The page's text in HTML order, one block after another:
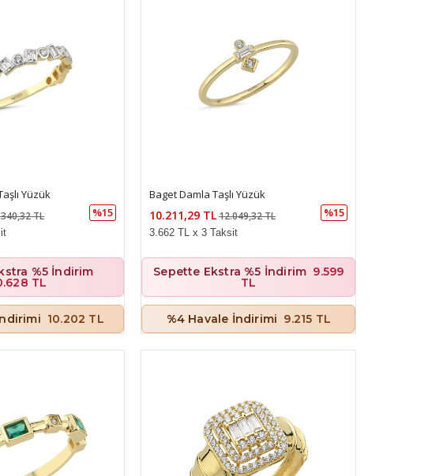
Yüzük
TL %15
%5 İndirim
TL
10.202 TL
Baget Damla Taşlı Yüzük
10.211,29 TL12.049,32 TL %15
3.662 TL x 3 Taksit
Sepette Ekstra %5 İndirim 9.599
TL
%4 Havale İndirimi 9.215 TL